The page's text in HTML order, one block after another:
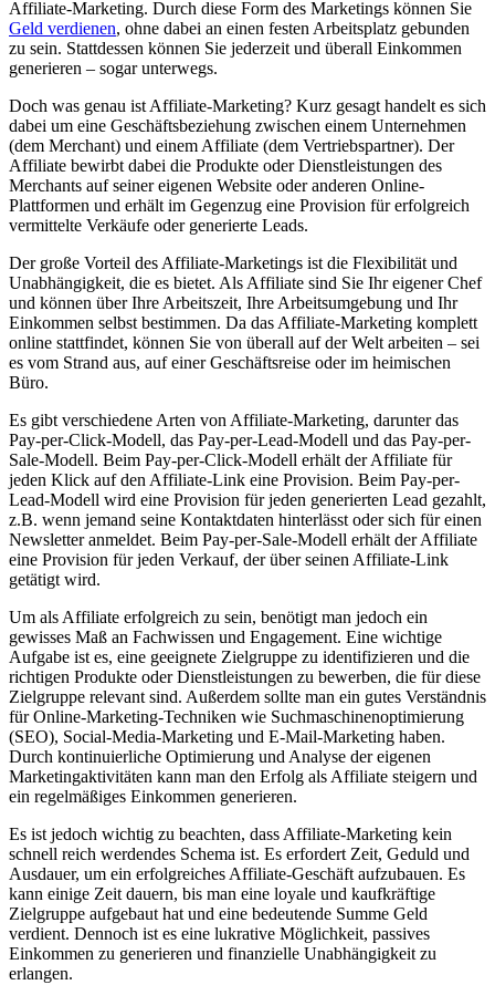
Affiliate-Marketing. Durch diese Form des ⁣Marketings können Sie
Geld verdienen, ohne dabei⁤ an einen festen Arbeitsplatz gebunden
zu sein. Stattdessen können Sie jederzeit und überall Einkommen
generieren – sogar unterwegs.
Doch was genau ist Affiliate-Marketing? Kurz gesagt handelt es sich
dabei um⁣ eine Geschäftsbeziehung ⁤zwischen einem⁢ Unternehmen
(dem Merchant)⁢ und​ einem Affiliate (dem ​Vertriebspartner). Der
Affiliate bewirbt dabei die Produkte oder Dienstleistungen des
Merchants auf seiner eigenen Website⁤ oder anderen Online-
Plattformen und erhält im Gegenzug eine Provision für⁣ erfolgreich
vermittelte Verkäufe oder generierte Leads.
Der​ große Vorteil des Affiliate-Marketings ist die Flexibilität und
Unabhängigkeit, die es bietet. Als Affiliate sind ⁣Sie Ihr ⁢eigener Chef
und können über Ihre Arbeitszeit, Ihre Arbeitsumgebung und Ihr
Einkommen selbst bestimmen. Da das‌ Affiliate-Marketing komplett
online stattfindet, können Sie von überall auf der Welt‌ arbeiten –​ sei
es vom⁤ Strand aus, auf einer Geschäftsreise oder im heimischen
Büro.
Es gibt verschiedene Arten von Affiliate-Marketing, darunter das
Pay-per-Click-Modell, das Pay-per-Lead-Modell und das Pay-per-
Sale-Modell. Beim Pay-per-Click-Modell ⁣erhält der Affiliate für
jeden Klick auf‌ den Affiliate-Link eine Provision. Beim Pay-per-
Lead-Modell wird eine Provision für jeden generierten Lead gezahlt,
z.B. wenn jemand seine Kontaktdaten ‌hinterlässt oder ‍sich für einen
Newsletter anmeldet. Beim Pay-per-Sale-Modell⁢ erhält der Affiliate
eine Provision für jeden Verkauf, der über seinen Affiliate-Link
getätigt wird.
Um als Affiliate erfolgreich zu sein, benötigt⁢ man jedoch ein
gewisses Maß an Fachwissen und Engagement. Eine wichtige
Aufgabe ist es, eine geeignete Zielgruppe zu identifizieren und die
richtigen Produkte oder Dienstleistungen zu bewerben, die für diese
Zielgruppe ‍relevant sind. Außerdem sollte man ein gutes Verständnis
für Online-Marketing-Techniken wie Suchmaschinenoptimierung​
(SEO), Social-Media-Marketing und E-Mail-Marketing haben.
Durch kontinuierliche Optimierung und ​Analyse der eigenen ​
Marketingaktivitäten kann man den Erfolg als Affiliate steigern und
ein regelmäßiges Einkommen generieren.
Es ist jedoch wichtig zu beachten,⁣ dass ​Affiliate-Marketing kein
schnell reich werdendes Schema ist. Es erfordert Zeit, Geduld und
Ausdauer, um ein erfolgreiches Affiliate-Geschäft aufzubauen. Es
kann einige ⁤Zeit dauern, bis man eine loyale und⁤ kaufkräftige
Zielgruppe aufgebaut hat und eine bedeutende Summe Geld
verdient. ⁢Dennoch ist es eine lukrative Möglichkeit, passives‌
Einkommen zu generieren und finanzielle Unabhängigkeit zu
erlangen.